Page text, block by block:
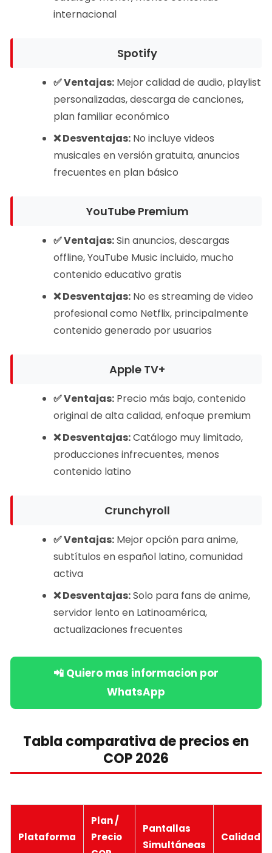
internacional
Spotify
✅ Ventajas: Mejor calidad de audio, playlist
personalizadas, descarga de canciones,
plan familiar económico
❌ Desventajas: No incluye videos
musicales en versión gratuita, anuncios
frecuentes en plan básico
YouTube Premium
✅ Ventajas:Sin anuncios, descargas
offline, YouTube Music incluido, mucho
contenido educativo gratis
❌ Desventajas: No es streaming de video
profesional como Netflix, principalmente
contenido generado por usuarios
Apple TV+
✅ Ventajas: Precio más bajo, contenido
original de alta calidad, enfoque premium
❌ Desventajas:Catálogo muy limitado,
producciones infrecuentes, menos
contenido latino
Crunchyroll
✅ Ventajas: Mejor opción para anime,
subtítulos en español latino, comunidad
activa
❌ Desventajas:Solo para fans de anime,
servidor lento en Latinoamérica,
actualizaciones frecuentes
📲 Quiero mas informacion por
WhatsApp
Tabla comparativa de precios en
COP 2026
Plataforma
Plan /
Precio
Pantallas
Simultáneas
Calidad